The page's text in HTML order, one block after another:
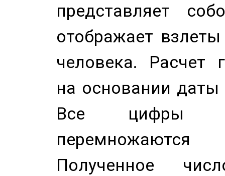
представляет
отображает
человека. Расчет
на основании
Все цифры
Полученное